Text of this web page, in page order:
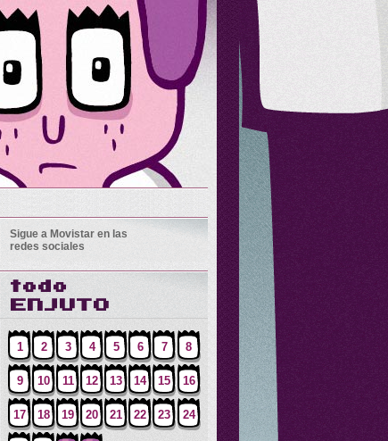
Sigue a Movistar en las
redes sociales
1 2 3 4 5 6 7 8
9 10 11 12 13 14 15 16
17 18 19 20 21 22 23 24